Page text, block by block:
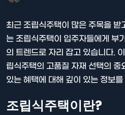
최근 조립식주택이 많은 주목을 받
는 조립식주택이 입주자들에게 부
의 트렌드로 자리 잡고 있습니다.
립식주택의 고품질 자재 선택의 중
있는 혜택에 대해 깊이 있는 정보
조립식주택이란?